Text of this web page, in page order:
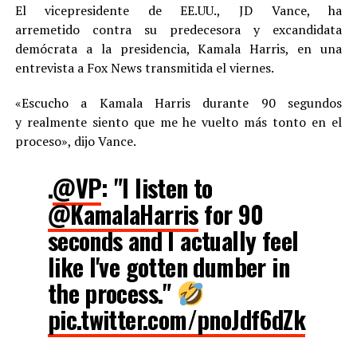
El vicepresidente de EE.UU., JD Vance, ha
arremetido contra su predecesora y excandidata
demócrata a la presidencia, Kamala Harris, en una
entrevista a Fox News transmitida el viernes.
«Escucho a Kamala Harris durante 90 segundos
y realmente siento que me he vuelto más tonto en el
proceso», dijo Vance.
.@VP: "I listen to
@KamalaHarrisfor 90
seconds and I actually feel
like I've gotten dumber in
the process."
pic.twitter.com/pnoJdf6dZk